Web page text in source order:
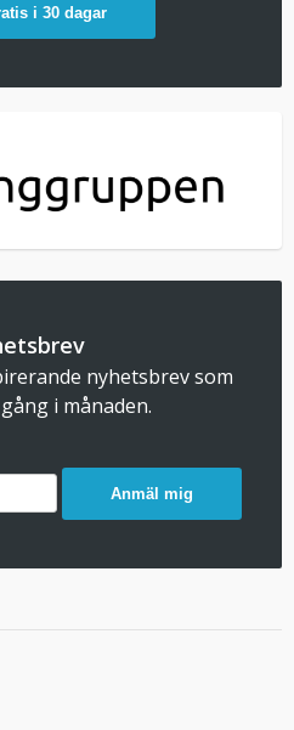
i 30 dagar
nyhetsbrev som
i månaden.
Anmäl mig